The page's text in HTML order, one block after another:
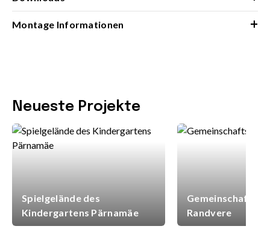
Montage Informationen +
Neueste Projekte
Spielgelände des
Kindergartens Pärnamäe
Randvere